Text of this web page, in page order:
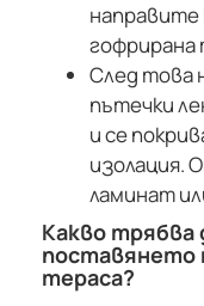
направите
гофрирана
След това
пътечки
и се
изолация.
ламинат
Какво трябва
поставянето
тераса?